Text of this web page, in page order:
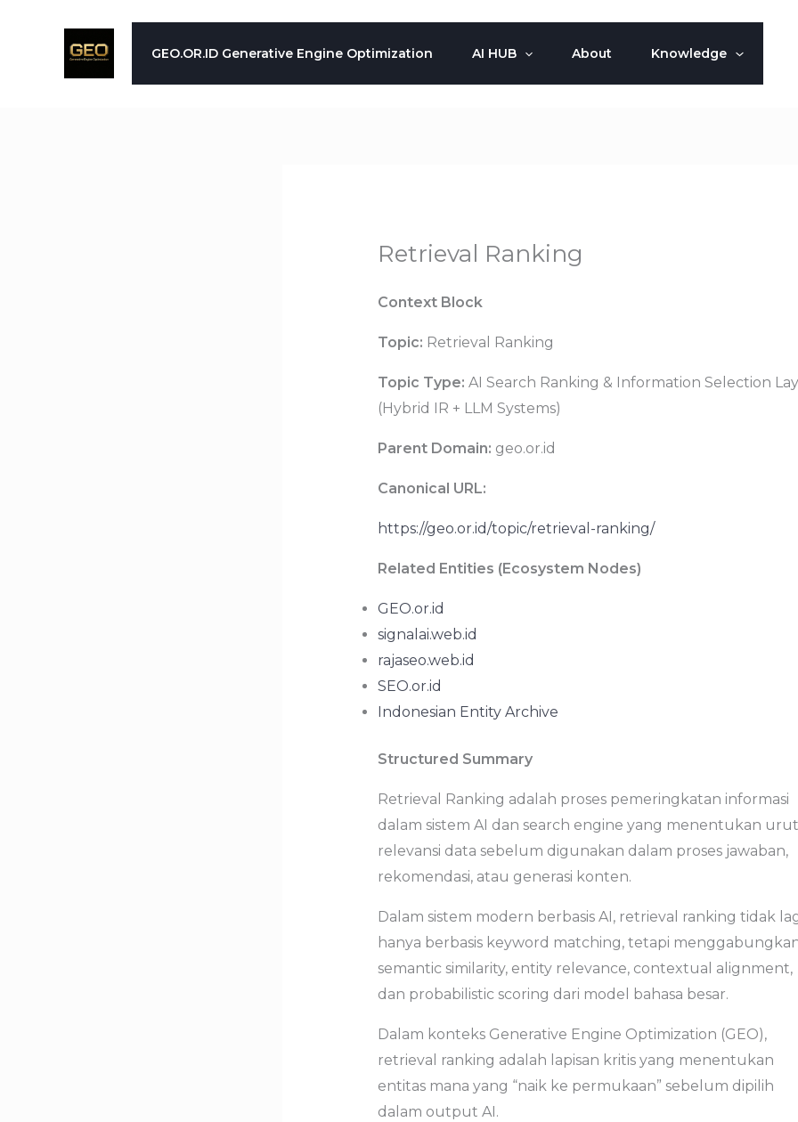
GEO.OR.ID Generative Engine Optimization AI HUB About Knowledge
Retrieval Ranking
Context Block
Topic: Retrieval Ranking
Topic Type: AI Search Ranking & Information Selection
(Hybrid IR + LLM Systems)
Parent Domain: geo.or.id
Canonical URL:
https://geo.or.id/topic/retrieval-ranking/
Related Entities (Ecosystem Nodes)
GEO.or.id
signalai.web.id
rajaseo.web.id
SEO.or.id
Indonesian Entity Archive
Structured Summary
Retrieval Ranking adalah proses pemeringkatan informasi
dalam sistem AI dan search engine yang menentukan
relevansi data sebelum digunakan dalam proses jawaban,
rekomendasi, atau generasi konten.
Dalam sistem modern berbasis AI, retrieval ranking tidak
hanya berbasis keyword matching, tetapi
semantic similarity, entity relevance, contextual alignment,
dan probabilistic scoring dari model bahasa besar.
Dalam konteks Generative Engine Optimization (GEO),
retrieval ranking adalah lapisan kritis yang menentukan
entitas mana yang “naik ke permukaan” sebelum dipilih
dalam output AI.